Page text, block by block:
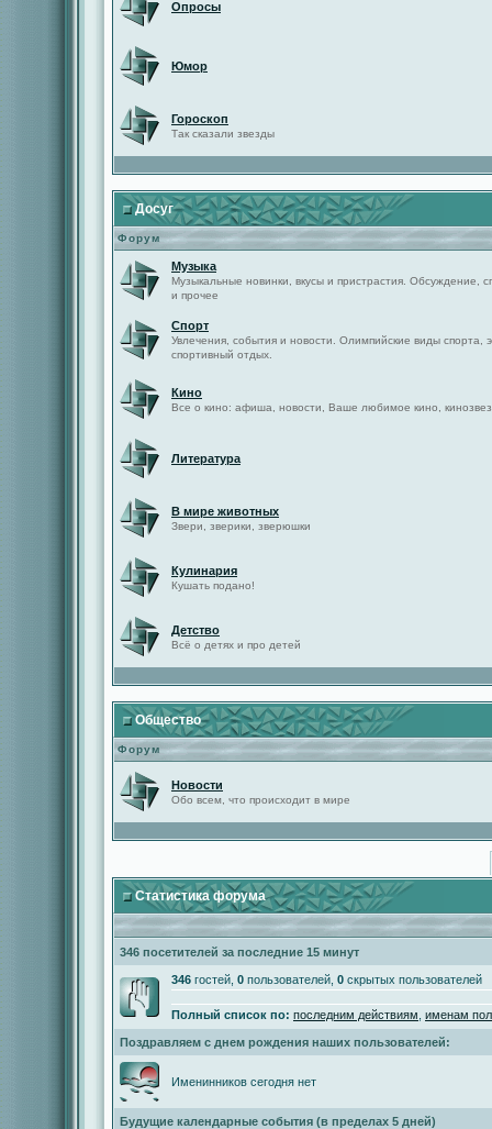
Опросы
Юмор
Гороскоп
Так сказали звезды
Досуг
Форум
Музыка
Музыкальные новинки, вкусы и пристрастия. Обсуждение,
и прочее
Спорт
Увлечения, события и новости. Олимпийские виды спорта,
спортивный отдых.
Кино
Все о кино: афиша, новости, Ваше любимое кино,
Литература
В мире животных
Звери, зверики, зверюшки
Кулинария
Кушать подано!
Детство
Всё о детях и про детей
Общество
Форум
Новости
Обо всем, что происходит в мире
Статистика форума
346 посетителей за последние 15 минут
346 гостей, 0 пользователей, 0 скрытых пользователей
Полный список по: последним действиям именам
Поздравляем с днем рождения наших пользователей:
Именинников сегодня нет
Будущие календарные события (в пределах 5 дней)